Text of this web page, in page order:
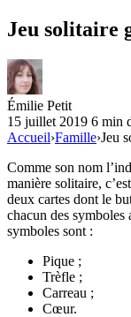
Jeu solitaire
Émilie Petit
15 juillet 2019 6 min
Accueil›Famille›Jeu
Comme son nom
manière solitaire,
deux cartes dont le
chacun des
symboles sont :
Pique ;
Trèfle ;
Carreau ;
Cœur.